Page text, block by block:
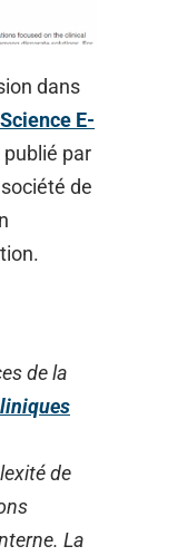
dans
E-
publié par
de
de la
de
La